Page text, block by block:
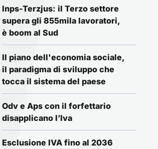
Inps-Terzjus: il Terzo settore
supera gli 855mila lavoratori,
è boom al Sud
Il piano dell'economia sociale,
il paradigma di sviluppo che
tocca il sistema del paese
Odv e Aps con il forfettario
disapplicano l’Iva
Esclusione IVA fino al 2036